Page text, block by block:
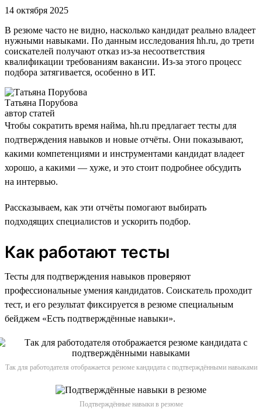
14 октября 2025
В резюме часто не видно, насколько кандидат реально владеет
нужными навыками. По данным исследования hh.ru, до трети
соискателей получают отказ из-за несоответствия
квалификации требованиям вакансии. Из-за этого процесс
подбора затягивается, особенно в ИТ.
Татьяна Порубова
автор статей
Чтобы сократить время найма, hh.ru предлагает тесты для
подтверждения навыков и новые отчёты. Они показывают,
какими компетенциями и инструментами кандидат владеет
хорошо, а какими — хуже, и это стоит подробнее обсудить
на интервью.
Рассказываем, как эти отчёты помогают выбирать
подходящих специалистов и ускорить подбор.
Как работают тесты
Тесты для подтверждения навыков проверяют
профессиональные умения кандидатов. Соискатель проходит
тест, и его результат фиксируется в резюме специальным
бейджем «Есть подтверждённые навыки».
Так для работодателя отображается резюме кандидата с подтверждёнными навыками
Подтверждённые навыки в резюме